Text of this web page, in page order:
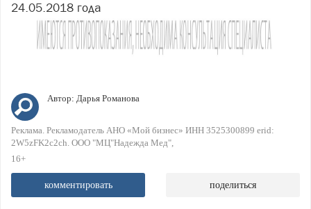
24.05.2018 года
Автор: Дарья Романова
Реклама. Рекламодатель АНО «Мой бизнес» ИНН 3525300899 erid:
2W5zFK2c2ch. ООО "МЦ"Надежда Мед"
16+
комментировать поделиться